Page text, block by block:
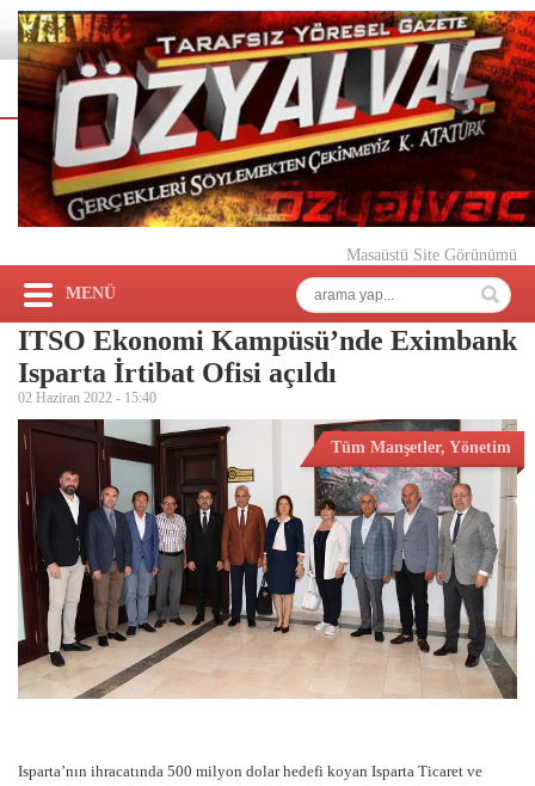
Masaüstü Site Görünümü
MENÜ
ITSO Ekonomi Kampüsü’nde Eximbank
Isparta İrtibat Ofisi açıldı
02 Haziran 2022 - 15:40
Tüm Manşetler, Yönetim
Isparta’nın ihracatında 500 milyon dolar hedefi koyan Isparta Ticaret ve